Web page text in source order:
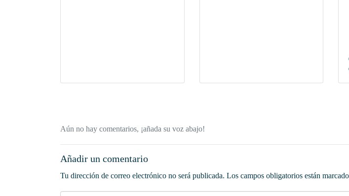
Aún no hay comentarios, ¡añada su voz abajo!
Añadir un comentario
Tu dirección de correo electrónico no será publicada. Los campos obligatorios están